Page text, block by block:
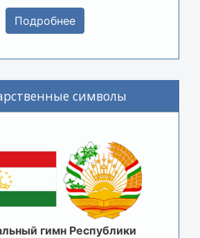
Подробнее
символы
гимн Республики